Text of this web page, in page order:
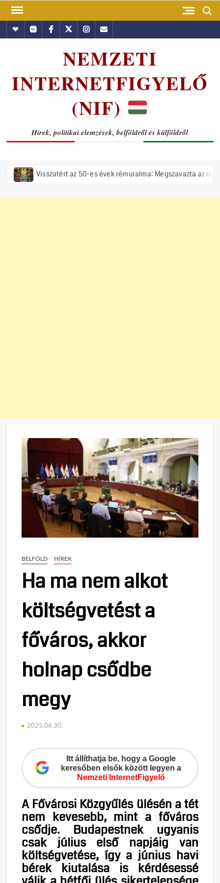
Skip
contentHundubVkontakte
Facebook
TwitterInstagram
Email
NEMZETI
INTERNETFIGYELŐ
(NIF)
Hírek, politikai elemzések, belföldről és külföldről
az 50-es évek rémuralma: Megszavazta az országgyűlés a
BELFÖLD HÍREK
Ha ma nem alkot
költségvetést a
főváros, akkor
holnap csődbe
megy
2025.06.30.
Itt állíthatja be, hogy a Google
keresőben elsők között legyen a
Nemzeti InternetFigyelő
A Fővárosi Közgyűlés ülésén a tét
nem kevesebb, mint a főváros
csődje. Budapestnek ugyanis
csak július első napjáig van
költségvetése, így a június havi
bérek kiutalása is kérdésessé